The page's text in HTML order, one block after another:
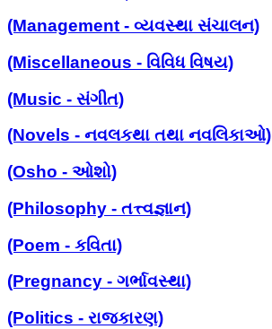
(Management - વ્યવસ્થા સંચાલન)
(Miscellaneous - વિવિધ વિષય)
(Music - સંગીત)
(Novels - નવલકથા તથા નવલિકાઓ)
(Osho - ઓશો)
(Philosophy - તત્ત્વજ્ઞાન)
(Poem - કવિતા)
(Pregnancy - ગર્ભાવસ્થા)
(Politics - રાજકારણ)